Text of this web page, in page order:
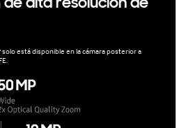
solo está disponible en la cámara posterior a